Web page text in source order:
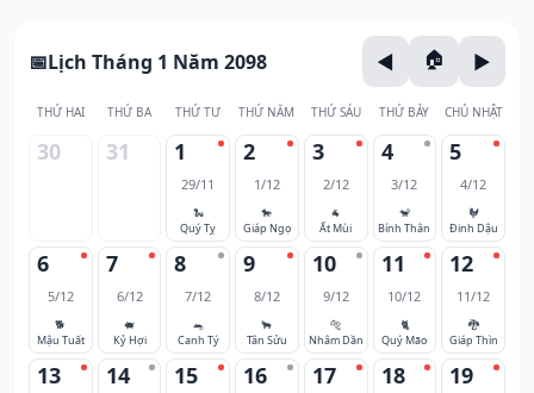
Lịch Tháng 1 Năm 2098
THỨ HAI THỨ BA THỨ TƯ THỨ NĂM THỨ SÁU THỨ BẢY CHỦ NHẬT
30 31 1
29/11
🐍
Quý Tỵ
2
1/12
🐎
Giáp Ngọ
3
2/12
🐐
Ất Mùi
4
3/12
🐒
Bính Thân
5
4/12
🐓
Đinh Dậu
6
5/12
🐕
Mậu Tuất
7
6/12
🐖
Kỷ Hợi
8
7/12
🐀
Canh Tý
9
8/12
🐂
Tân Sửu
10
9/12
🐅
Nhâm Dần
11
10/12
🐈
Quý Mão
12
11/12
🐉
Giáp Thìn
13 14 15 16 17 18 19